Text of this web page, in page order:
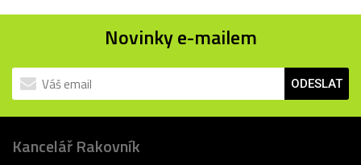
Novinky e-mailem
ODESLAT
Kancelář Rakovník